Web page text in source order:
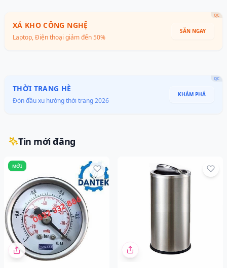
XẢ KHO CÔNG NGHỆ
Laptop, Điện thoại giảm đến 50%
SĂN NGAY
QC
THỜI TRANG HÈ
Đón đầu xu hướng thời trang 2026
KHÁM PHÁ
QC
Tin mới đăng
MỚI